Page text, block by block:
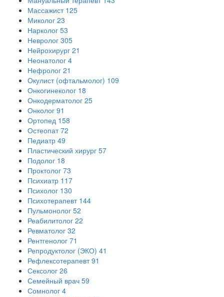
Массажист 125
Миколог 23
Нарколог 53
Невролог 305
Нейрохирург 21
Неонатолог 4
Нефролог 21
Окулист (офтальмолог) 109
Онкогинеколог 18
Онкодерматолог 25
Онколог 91
Ортопед 158
Остеопат 72
Педиатр 49
Пластический хирург 57
Подолог 18
Проктолог 73
Психиатр 117
Психолог 130
Психотерапевт 144
Пульмонолог 52
Реабилитолог 22
Ревматолог 32
Рентгенолог 71
Репродуктолог (ЭКО) 41
Рефлексотерапевт 91
Сексолог 26
Семейный врач 59
Сомнолог 4